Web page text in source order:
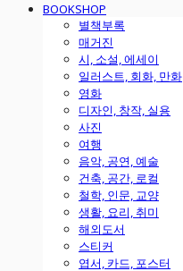
BOOKSHOP
별책부록
매거진
시, 소설, 에세이
일러스트, 회화, 만화
영화
디자인, 창작, 실용
사진
여행
음악, 공연, 예술
건축, 공간, 로컬
철학, 인문, 교양
생활, 요리, 취미
해외도서
스티커
엽서, 카드, 포스터